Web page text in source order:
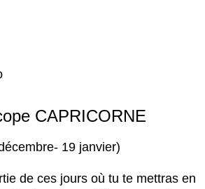
CAPRICORNE
19 janvier)
de ces jours où tu te mettras en